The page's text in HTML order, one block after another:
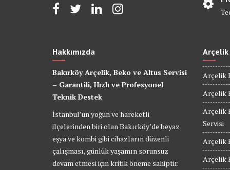
Hakkımızda
Bakırköy Arçelik, Beko ve Altus Servisi
– Garantili, Hızlı ve Profesyonel
Teknik Destek
İstanbul’un yoğun ve hareketli
ilçelerinden biri olan Bakırköy’de beyaz
eşya ve kombi gibi cihazların düzenli
çalışması, günlük yaşamın sorunsuz
devam etmesi için kritik öneme sahiptir.
Arçelik
Arçelik
Arçelik
Arçelik
Servisi
Arçelik
Arçelik